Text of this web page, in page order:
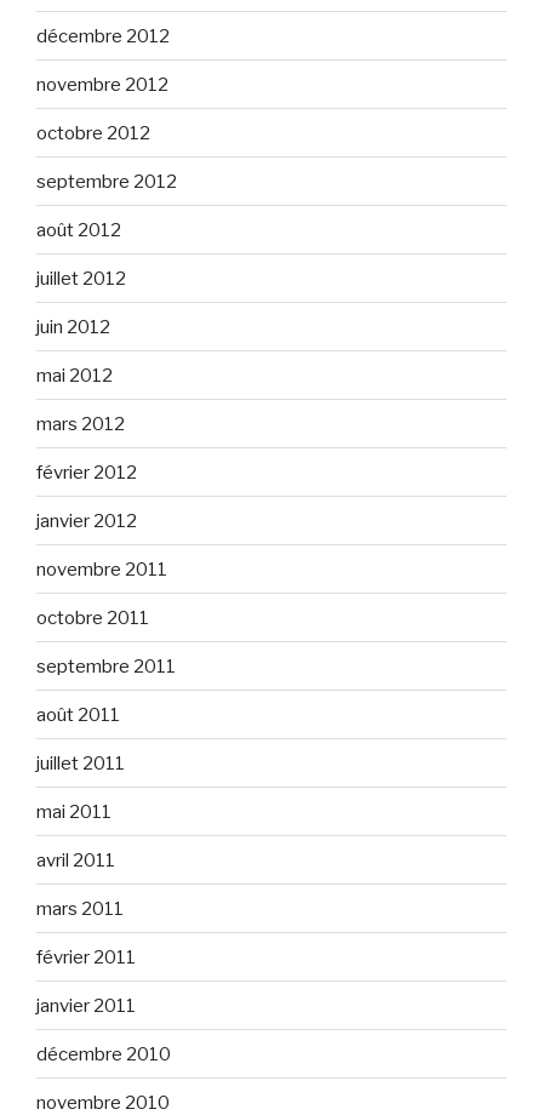
décembre 2012
novembre 2012
octobre 2012
septembre 2012
août 2012
juillet 2012
juin 2012
mai 2012
mars 2012
février 2012
janvier 2012
novembre 2011
octobre 2011
septembre 2011
août 2011
juillet 2011
mai 2011
avril 2011
mars 2011
février 2011
janvier 2011
décembre 2010
novembre 2010